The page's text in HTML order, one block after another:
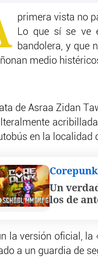
primera vista no
Lo que sí se ve
bandolera, y que
medio
de Asraa Zidan
en la localidad
Un
los de
la versión oficial, la
a un guardia de